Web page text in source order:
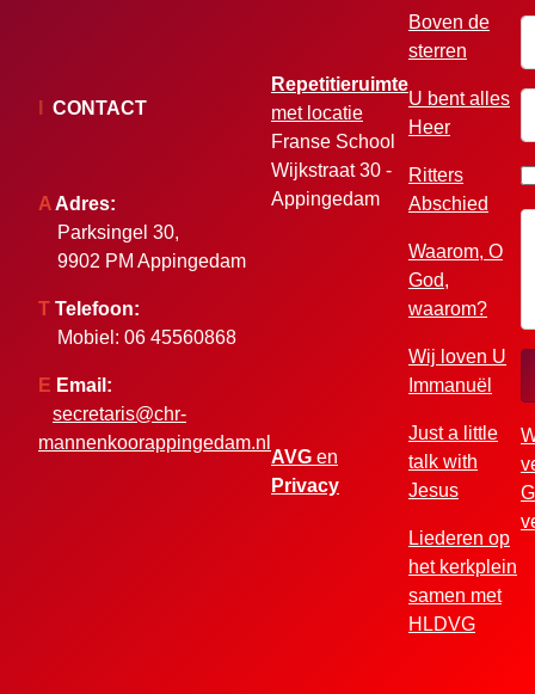
CONTACT
AAdres:
Parksingel 30,
9902 PM Appingedam
T Telefoon:
Mobiel: 06 45560868
E Email:
secretaris@chr-
mannenkoorappingedam.nl
Repetitieruimte
met locatie
Franse School
Wijkstraat 30 -
Appingedam
AVG en
Privacy
Boven de
sterren
U bent alles
Heer
Ritters
Abschied
Waarom, O
God,
waarom?
Wij loven U
Immanuël
Just a little
talk with
Jesus
Liederen op
het kerkplein
samen met
HLDVG